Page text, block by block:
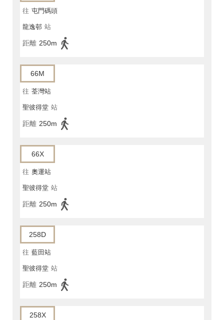
往 屯門碼頭
龍逸邨 站
距離 250m
66M
往 荃灣站
聖彼得堂 站
距離 250m
66X
往 奧運站
聖彼得堂 站
距離 250m
258D
往 藍田站
聖彼得堂 站
距離 250m
258X